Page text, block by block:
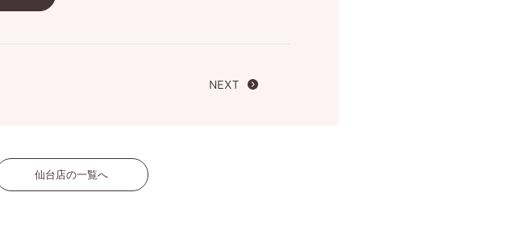
NEXT
仙台店の一覧へ